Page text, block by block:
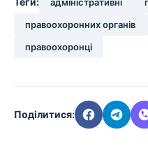
правоохоронних органів
правоохоронці
Поділитися: